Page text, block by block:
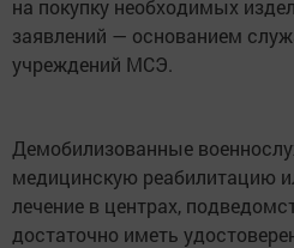
на покупку необходимых
заявлений — основанием
учреждений МСЭ.
Демобилизованные
медицинскую реабилитацию
лечение в центрах,
достаточно иметь